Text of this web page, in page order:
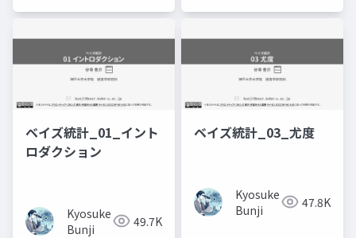
ベイズ統計_01_イント
ロダクション
Kyosuke
Bunji
49.7K
ベイズ統計_03_尤度
Kyosuke
Bunji
47.8K